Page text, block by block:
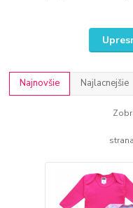
Najnovšie Najlacnejšie
strana